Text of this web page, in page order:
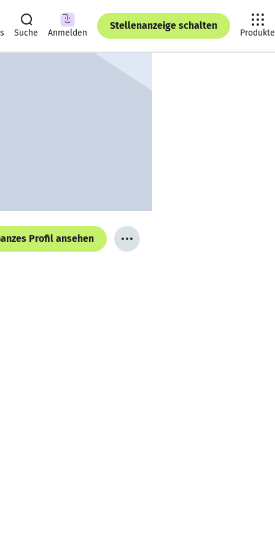
Suche Anmelden
Stellenanzeige schalten
Produkte
Profil ansehen